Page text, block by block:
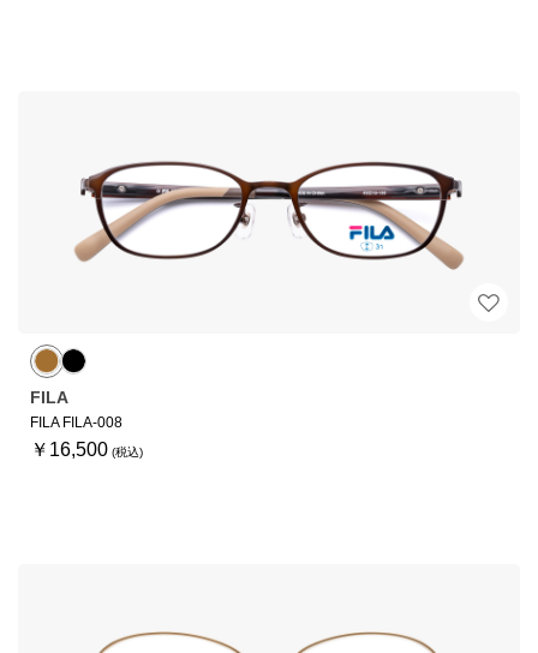
FILA
FILA FILA-008
￥16,500